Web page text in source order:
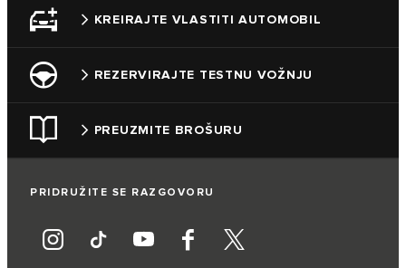
KREIRAJTE VLASTITI AUTOMOBIL
REZERVIRAJTE TESTNU VOŽNJU
PREUZMITE BROŠURU
PRIDRUŽITE SE RAZGOVORU